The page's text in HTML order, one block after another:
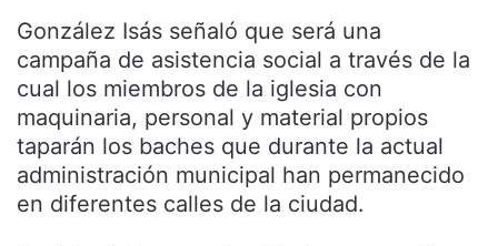
González Isás señaló que será una
campaña de asistencia social a través de la
cual los miembros de la iglesia con
maquinaria, personal y material propios
taparán los baches que durante la actual
administración municipal han permanecido
en diferentes calles de la ciudad.